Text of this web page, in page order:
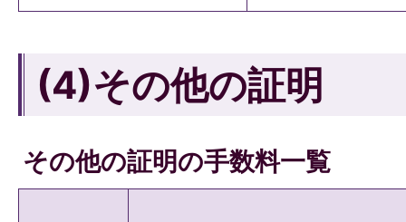
(4)その他の証明
その他の証明の手数料一覧